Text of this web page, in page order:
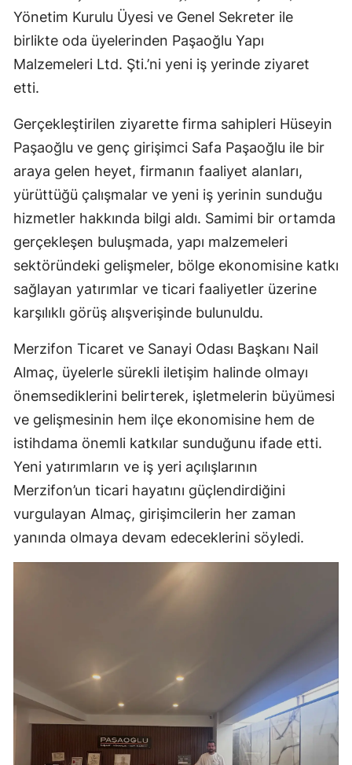
Yönetim Kurulu Üyesi ve Genel Sekreter ile
birlikte oda üyelerinden Paşaoğlu Yapı
Malzemeleri Ltd. Şti.’ni yeni iş yerinde ziyaret
etti.
Gerçekleştirilen ziyarette firma sahipleri Hüseyin
Paşaoğlu ve genç girişimci Safa Paşaoğlu ile bir
araya gelen heyet, firmanın faaliyet alanları,
yürüttüğü çalışmalar ve yeni iş yerinin sunduğu
hizmetler hakkında bilgi aldı. Samimi bir ortamda
gerçekleşen buluşmada, yapı malzemeleri
sektöründeki gelişmeler, bölge ekonomisine katkı
sağlayan yatırımlar ve ticari faaliyetler üzerine
karşılıklı görüş alışverişinde bulunuldu.
Merzifon Ticaret ve Sanayi Odası Başkanı Nail
Almaç, üyelerle sürekli iletişim halinde olmayı
önemsediklerini belirterek, işletmelerin büyümesi
ve gelişmesinin hem ilçe ekonomisine hem de
istihdama önemli katkılar sunduğunu ifade etti.
Yeni yatırımların ve iş yeri açılışlarının
Merzifon’un ticari hayatını güçlendirdiğini
vurgulayan Almaç, girişimcilerin her zaman
yanında olmaya devam edeceklerini söyledi.